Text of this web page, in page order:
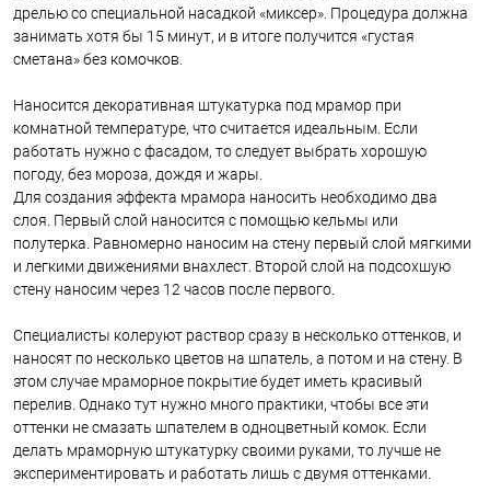
дрелью со специальной насадкой «миксер». Процедура должна
занимать хотя бы 15 минут, и в итоге получится «густая
сметана» без комочков.
Наносится декоративная штукатурка под мрамор при
комнатной температуре, что считается идеальным. Если
работать нужно с фасадом, то следует выбрать хорошую
погоду, без мороза, дождя и жары.
Для создания эффекта мрамора наносить необходимо два
слоя. Первый слой наносится с помощью кельмы или
полутерка. Равномерно наносим на стену первый слой мягкими
и легкими движениями внахлест. Второй слой на подсохшую
стену наносим через 12 часов после первого.
Специалисты колеруют раствор сразу в несколько оттенков, и
наносят по несколько цветов на шпатель, а потом и на стену. В
этом случае мраморное покрытие будет иметь красивый
перелив. Однако тут нужно много практики, чтобы все эти
оттенки не смазать шпателем в одноцветный комок. Если
делать мраморную штукатурку своими руками, то лучше не
экспериментировать и работать лишь с двумя оттенками.